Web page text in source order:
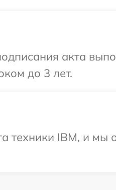
акта
до 3 лет.
IBM, и мы